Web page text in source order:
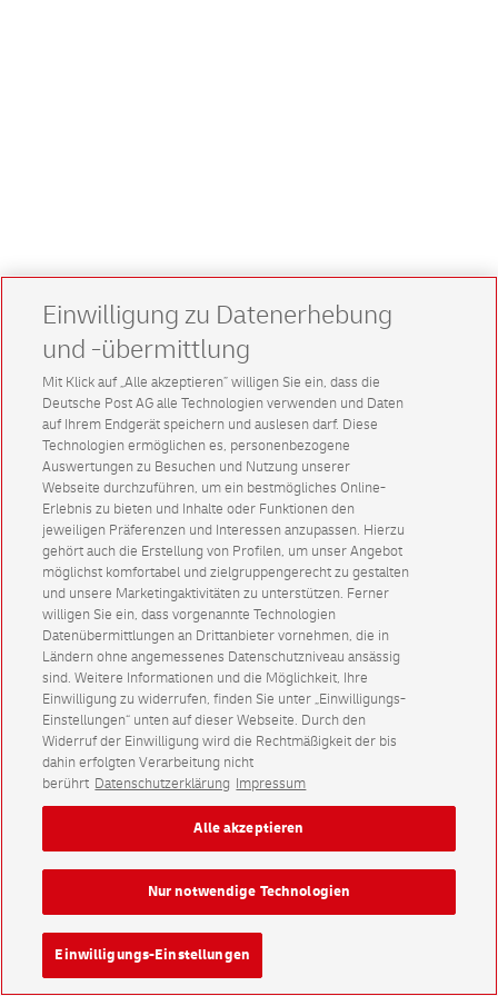
Einwilligung zu Datenerhebung
und -übermittlung
Mit Klick auf „Alle akzeptieren” willigen Sie ein, dass die
Deutsche Post AG alle Technologien verwenden und Daten
auf Ihrem Endgerät speichern und auslesen darf. Diese
Technologien ermöglichen es, personenbezogene
Auswertungen zu Besuchen und Nutzung unserer
Webseite durchzuführen, um ein bestmögliches Online-
Erlebnis zu bieten und Inhalte oder Funktionen den
jeweiligen Präferenzen und Interessen anzupassen. Hierzu
gehört auch die Erstellung von Profilen, um unser Angebot
möglichst komfortabel und zielgruppengerecht zu gestalten
und unsere Marketingaktivitäten zu unterstützen. Ferner
willigen Sie ein, dass vorgenannte Technologien
Datenübermittlungen an Drittanbieter vornehmen, die in
Ländern ohne angemessenes Datenschutzniveau ansässig
sind. Weitere Informationen und die Möglichkeit, Ihre
Einwilligung zu widerrufen, finden Sie unter „Einwilligungs-
Einstellungen“ unten auf dieser Webseite. Durch den
Widerruf der Einwilligung wird die Rechtmäßigkeit der bis
dahin erfolgten Verarbeitung nicht
berührt Datenschutzerklärung Impressum
Einwilligungs-Einstellungen
Nur notwendige Technologien
Alle akzeptieren